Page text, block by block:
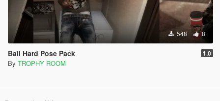
548 8
Ball Hard Pose Pack 1.0
By TROPHY ROOM